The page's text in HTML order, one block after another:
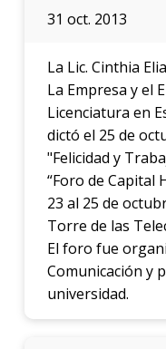
31 oct. 2013
La Lic. Cinthia
La Empresa y el
Licenciatura en
dictó el 25 de
"Felicidad y
“Foro de Capital
23 al 25 de
Torre de las
El foro fue
Comunicación y
universidad.